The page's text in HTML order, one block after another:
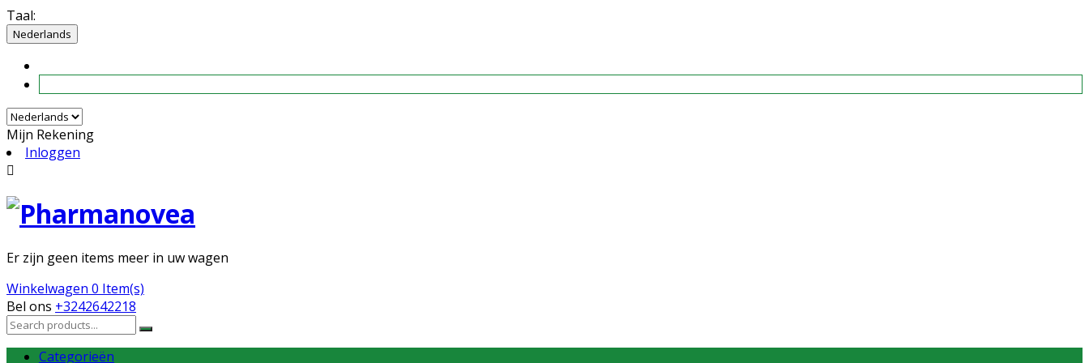
Taal:
Nederlands
Mijn Rekening
Inloggen

Er zijn geen items meer in uw wagen
Winkelwagen 0 Item(s)
Bel ons +3242642218
Categorieën